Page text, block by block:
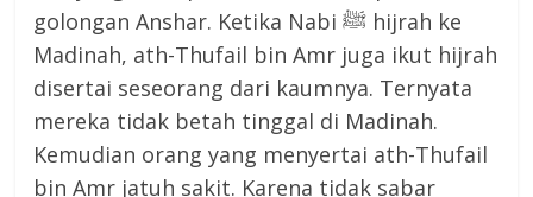
golongan Anshar. Ketika Nabi ﷺ hijrah ke
Madinah, ath-Thufail bin Amr juga ikut hijrah
disertai seseorang dari kaumnya. Ternyata
mereka tidak betah tinggal di Madinah.
Kemudian orang yang menyertai ath-Thufail
bin Amr jatuh sakit. Karena tidak sabar